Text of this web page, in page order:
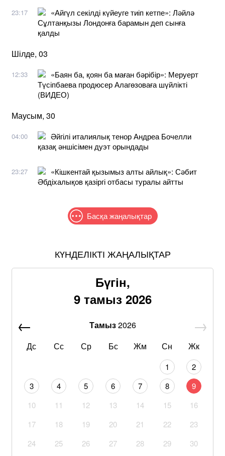
23:17
«Айгүл секілді күйеуге тиіп кетпе»: Ләйлә
Сұлтанқызы Лондонға барамын деп сынға
қалды
Шілде, 03
12:33
«Баян ба, қоян ба маған бәрібір»: Меруерт
Түсіпбаева продюсер Алагөзоваға шүйлікті
(ВИДЕО)
Маусым, 30
04:00
Әйгілі италиялық тенор Андреа Бочелли
қазақ әншісімен дуэт орындады
23:27
«Кішкентай қызымыз алты айлық»: Сәбит
Әбдіхалықов қазіргі отбасы туралы айтты
Басқа жаңалықтар
КҮНДЕЛІКТІ ЖАҢАЛЫҚТАР
Бүгін,
9 тамыз 2026
Тамыз2026
Дс
Сс Ср Бс Жм Сн Жк
1
2
3
4 5 6 7 8
9
10
11 12 13 14 15
16
17
18 19 20 21 22
23
24
25 26 27 28 29
30